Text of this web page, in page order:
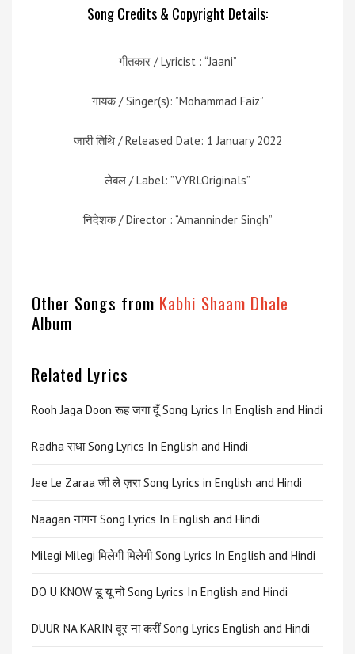
Song Credits & Copyright Details:
गीतकार / Lyricist : “Jaani”
गायक / Singer(s): ”Mohammad Faiz”
जारी तिथि / Released Date: 1 January 2022
लेबल / Label: ”VYRLOriginals”
निदेशक / Director : “Amanninder Singh”
Other Songs from Kabhi Shaam Dhale
Album
Related Lyrics
Rooh Jaga Doon रूह जगा दूँ Song Lyrics In English and Hindi
Radha राधा Song Lyrics In English and Hindi
Jee Le Zaraa जी ले ज़रा Song Lyrics in English and Hindi
Naagan नागन Song Lyrics In English and Hindi
Milegi Milegi मिलेगी मिलेगी Song Lyrics In English and Hindi
DO U KNOW डू यू नो Song Lyrics In English and Hindi
DUUR NA KARIN दूर ना करीं Song Lyrics English and Hindi